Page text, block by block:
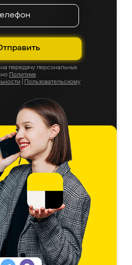
передачу персональных
Политике
Пользовательскому